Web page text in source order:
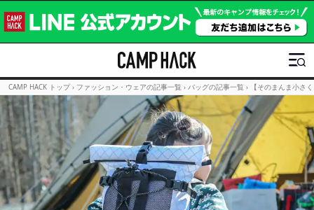
CAMP HACK トップ › ファッション・ウェアの記事一覧 › バッグの記事一覧 › 【そのまんま小さ